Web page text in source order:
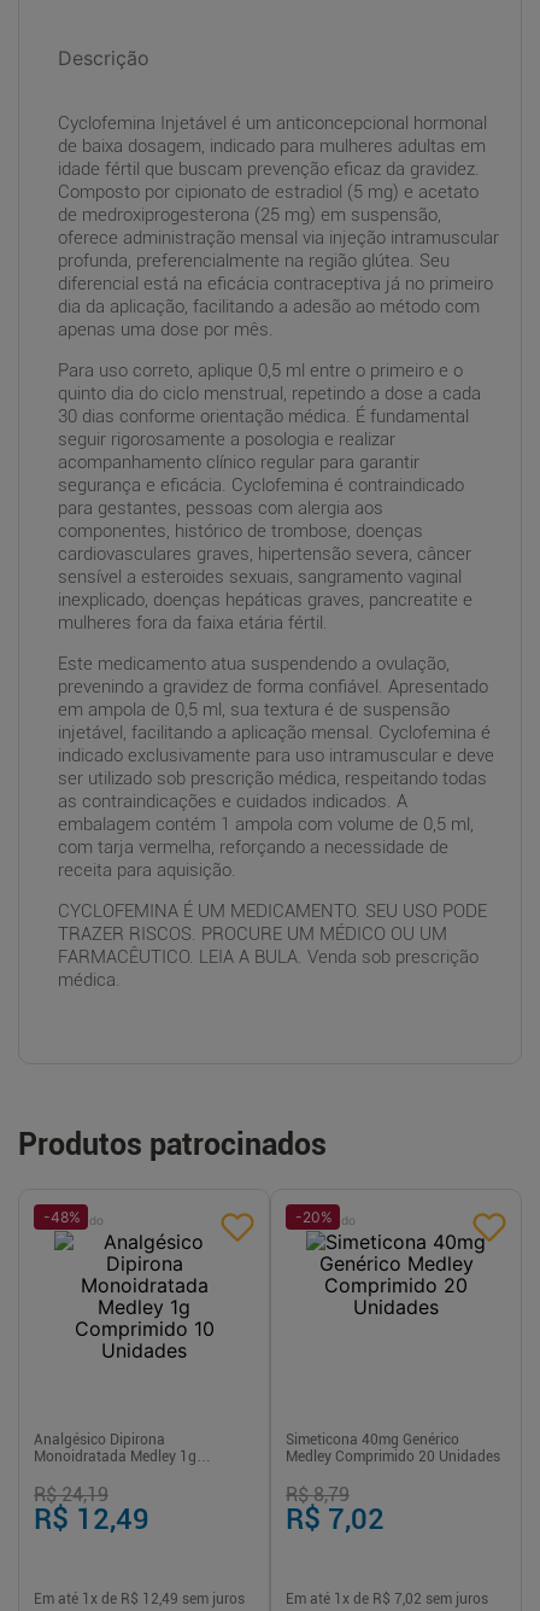
Descrição
Cyclofemina Injetável é um anticoncepcional hormonal
de baixa dosagem, indicado para mulheres adultas em
idade fértil que buscam prevenção eficaz da gravidez.
Composto por cipionato de estradiol (5 mg) e acetato
de medroxiprogesterona (25 mg) em suspensão,
oferece administração mensal via injeção intramuscular
profunda, preferencialmente na região glútea. Seu
diferencial está na eficácia contraceptiva já no primeiro
dia da aplicação, facilitando a adesão ao método com
apenas uma dose por mês.
Para uso correto, aplique 0,5 ml entre o primeiro e o
quinto dia do ciclo menstrual, repetindo a dose a cada
30 dias conforme orientação médica. É fundamental
seguir rigorosamente a posologia e realizar
acompanhamento clínico regular para garantir
segurança e eficácia. Cyclofemina é contraindicado
para gestantes, pessoas com alergia aos
componentes, histórico de trombose, doenças
cardiovasculares graves, hipertensão severa, câncer
sensível a esteroides sexuais, sangramento vaginal
inexplicado, doenças hepáticas graves, pancreatite e
mulheres fora da faixa etária fértil.
Este medicamento atua suspendendo a ovulação,
prevenindo a gravidez de forma confiável. Apresentado
em ampola de 0,5 ml, sua textura é de suspensão
injetável, facilitando a aplicação mensal. Cyclofemina é
indicado exclusivamente para uso intramuscular e deve
ser utilizado sob prescrição médica, respeitando todas
as contraindicações e cuidados indicados. A
embalagem contém 1 ampola com volume de 0,5 ml,
com tarja vermelha, reforçando a necessidade de
receita para aquisição.
CYCLOFEMINA É UM MEDICAMENTO. SEU USO PODE
TRAZER RISCOS. PROCURE UM MÉDICO OU UM
FARMACÊUTICO. LEIA A BULA. Venda sob prescrição
médica.
Produtos patrocinados
Patrocinado
-48%
Analgésico Dipirona
Monoidratada Medley 1g
R$ 24,19
R$ 12,49
Em até 1 x de R$ 12,49 sem juros
Patrocinado
-20%
Simeticona 40mg Genérico
Medley Comprimido 20 Unidades
R$ 8,79
R$ 7,02
Em até 1 x de R$ 7,02 sem juros